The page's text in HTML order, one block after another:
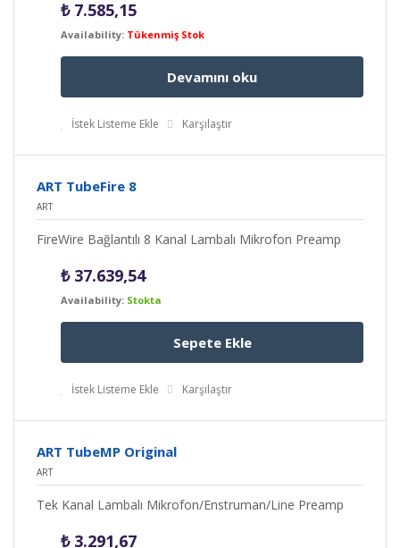
₺7.585,15
Availability: Tükenmiş Stok
Devamını oku
İstek Listeme Ekle Karşılaştır
ART TubeFire 8
ART
FireWire Bağlantılı 8 Kanal Lambalı Mikrofon Preamp
₺37.639,54
Availability: Stokta
Sepete Ekle
İstek Listeme Ekle Karşılaştır
ART TubeMP Original
ART
Tek Kanal Lambalı Mikrofon/Enstruman/Line Preamp
₺3.291,67